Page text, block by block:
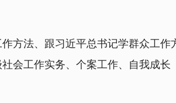
法、跟习近平总书记学群众工作
会工作实务、个案工作、自我成长